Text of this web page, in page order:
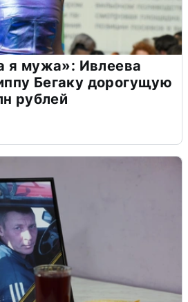
я мужа»: Ивлеева
Бегаку дорогущую
рублей